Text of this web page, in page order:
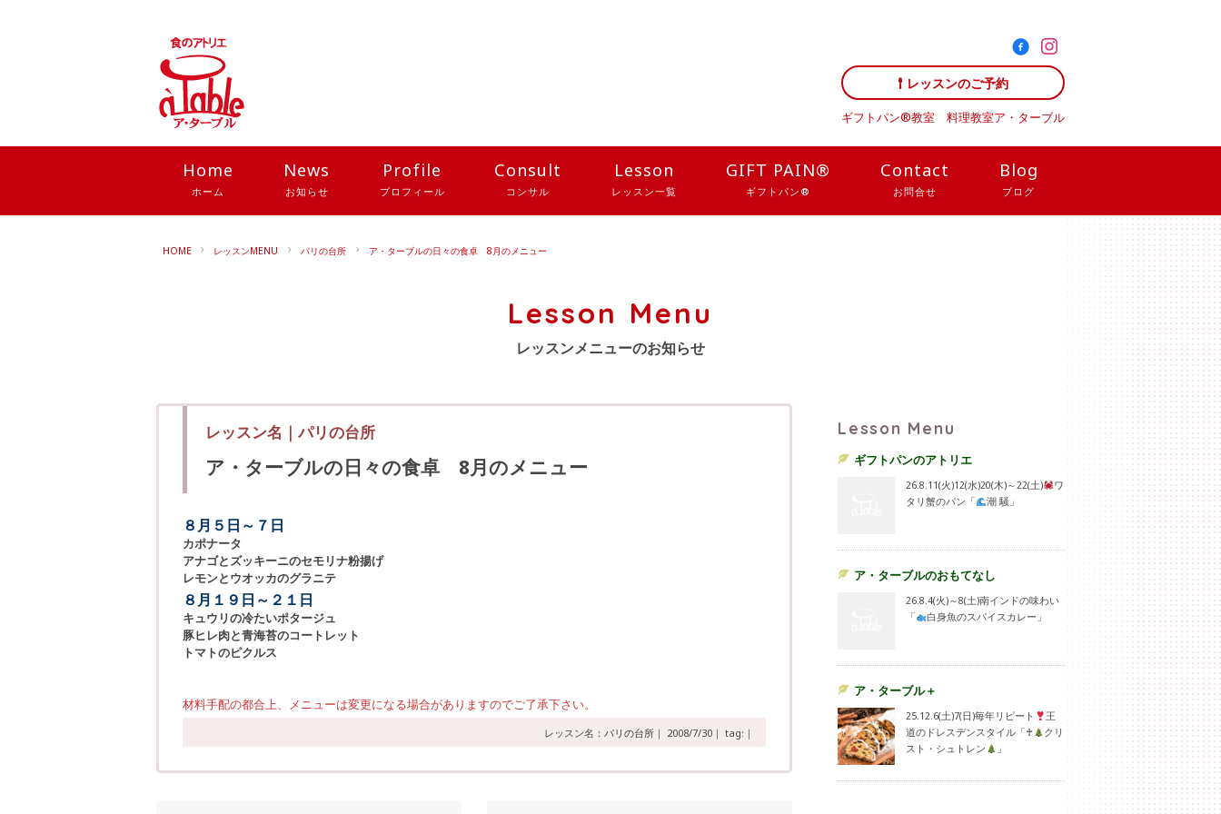
レッスンのご予約
ギフトパン®教室 料理教室ア・ターブル
Home
ホーム
News
お知らせ
Profile
プロフィール
Consult
コンサル
Lesson
レッスン一覧
GIFT PAIN®
ギフトパン®
Contact
お問合せ
Blog
ブログ
HOME レッスンMENU パリの台所 ア・ターブルの日々の食卓 8月のメニュー
Lesson Menu
レッスンメニューのお知らせ
レッスン名｜パリの台所
ア・ターブルの日々の食卓 8月のメニュー
８月５日～７日
カポナータ
アナゴとズッキーニのセモリナ粉揚げ
レモンとウオッカのグラニテ
８月１９日～２１日
キュウリの冷たいポタージュ
豚ヒレ肉と青海苔のコートレット
トマトのピクルス
材料手配の都合上、メニューは変更になる場合がありますのでご了承下さい。
レッスン名： パリの台所 ｜ 2008/7/30｜ tag:｜
Lesson Menu
ギフトパンのアトリエ
26.8.11(火)12(水)20(木)～22(土)
ワ
タリ蟹のパン「
潮 騒」
ア・ターブルのおもてなし
26.8.4(火)～8(土)南インドの味わい
「
白身魚のスパイスカレー」
ア・ターブル＋
25.12.6(土)7(日)毎年リピート
王
道のドレスデンスタイル「♰
クリ
スト・シュトレン
」